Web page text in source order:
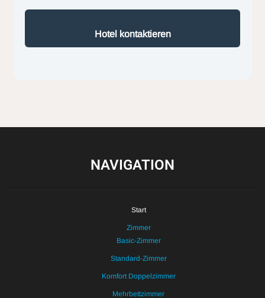
Hotel kontaktieren
NAVIGATION
Start
Zimmer
Basic-Zimmer
Standard-Zimmer
Komfort Doppelzimmer
Mehrbettzimmer